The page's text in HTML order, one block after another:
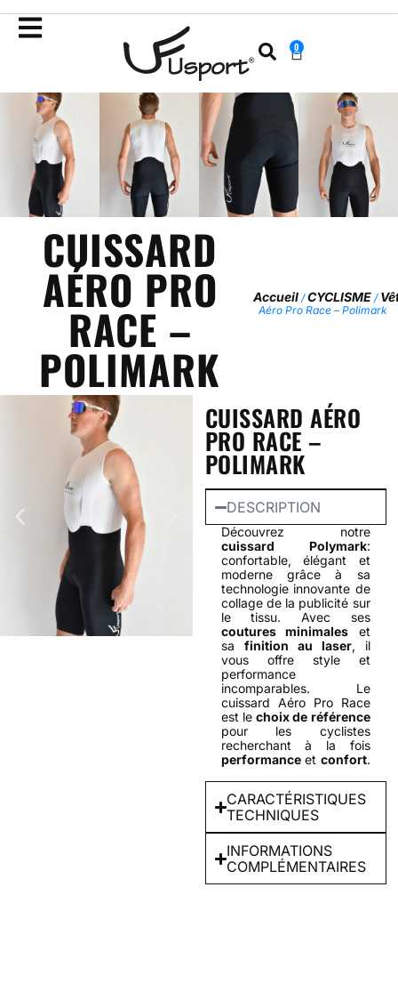
0
CUISSARD
AÉRO PRO
RACE –
POLIMARK
Accueil /CYCLISME /
Aéro Pro Race – Polimark
CUISSARD AÉRO
PRO RACE –
POLIMARK
DESCRIPTION
Découvrez notre
cuissard Polymark:
confortable, élégant et
moderne grâce à sa
technologie innovante de
collage de la publicité sur
le tissu. Avec ses
coutures minimales et
sa finition au laser, il
vous offre style et
performance
incomparables. Le
cuissard Aéro Pro Race
est lechoix de référence
pour les cyclistes
recherchant à la fois
performanceet confort.
CARACTÉRISTIQUES
TECHNIQUES
INFORMATIONS
COMPLÉMENTAIRES